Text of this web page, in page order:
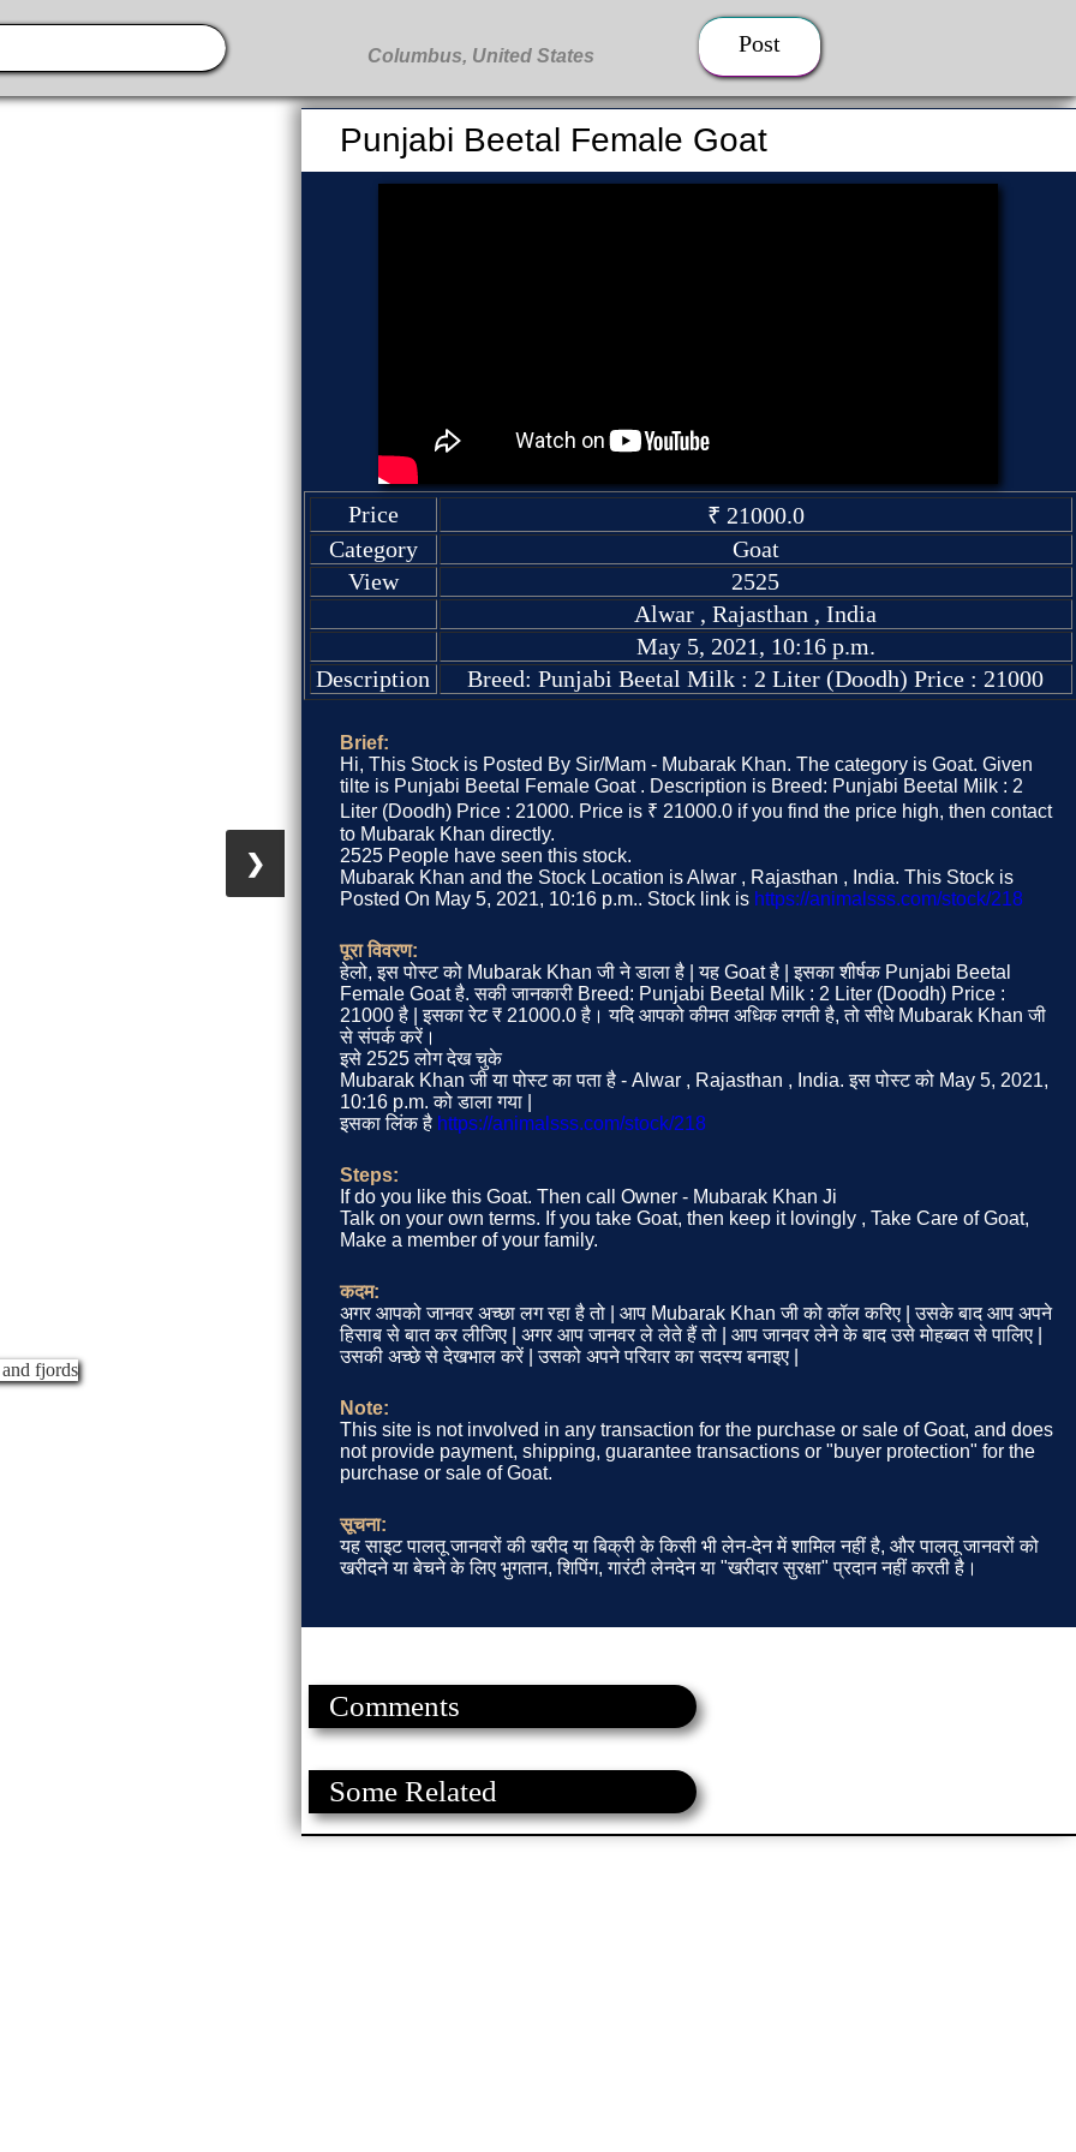
Post
❯
Punjabi Beetal Female Goat
Price
₹ 21000.0
Category
Goat
View
2525
Alwar , Rajasthan , India
May 5, 2021, 10:16 p.m.
Description
Breed: Punjabi Beetal Milk : 2 Liter (Doodh) Price : 21000
Brief:
Hi, This Stock is Posted By Sir/Mam - Mubarak Khan. The category is Goat. Given
tilte is Punjabi Beetal Female Goat . Description is Breed: Punjabi Beetal Milk : 2
Liter (Doodh) Price : 21000. Price is ₹ 21000.0 if you find the price high, then contact
to Mubarak Khan directly.
2525 People have seen this stock.
Mubarak Khan and the Stock Location is Alwar , Rajasthan , India. This Stock is
Posted On May 5, 2021, 10:16 p.m.. Stock link is https://animalsss.com/stock/218
पूरा विवरण:
हेलो, इस पोस्ट को Mubarak Khan जी ने डाला है | यह Goat है | इसका शीर्षक Punjabi Beetal
Female Goat है. सकी जानकारी Breed: Punjabi Beetal Milk : 2 Liter (Doodh) Price :
21000 है | इसका रेट ₹ 21000.0 है। यदि आपको कीमत अधिक लगती है, तो सीधे Mubarak Khan जी
से संपर्क करें।
इसे 2525 लोग देख चुके
Mubarak Khan जी या पोस्ट का पता है - Alwar , Rajasthan , India. इस पोस्ट को May 5, 2021,
10:16 p.m. को डाला गया |
इसका लिंक है https://animalsss.com/stock/218
Steps:
If do you like this Goat. Then call Owner - Mubarak Khan Ji
Talk on your own terms. If you take Goat, then keep it lovingly , Take Care of Goat,
Make a member of your family.
कदम:
अगर आपको जानवर अच्छा लग रहा है तो | आप Mubarak Khan जी को कॉल करिए | उसके बाद आप अपने
हिसाब से बात कर लीजिए | अगर आप जानवर ले लेते हैं तो | आप जानवर लेने के बाद उसे मोहब्बत से पालिए |
उसकी अच्छे से देखभाल करें | उसको अपने परिवार का सदस्य बनाइए |
Note:
This site is not involved in any transaction for the purchase or sale of Goat, and does
not provide payment, shipping, guarantee transactions or "buyer protection" for the
purchase or sale of Goat.
सूचना:
यह साइट पालतू जानवरों की खरीद या बिक्री के किसी भी लेन-देन में शामिल नहीं है, और पालतू जानवरों को
खरीदने या बेचने के लिए भुगतान, शिपिंग, गारंटी लेनदेन या "खरीदार सुरक्षा" प्रदान नहीं करती है।
Comments
Some Related